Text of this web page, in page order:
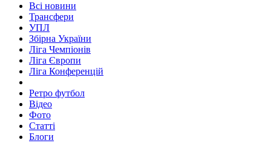
Всі новини
Трансфери
УПЛ
Збірна України
Ліга Чемпіонів
Ліга Європи
Ліга Конференцій
Ретро футбол
Відео
Фото
Статті
Блоги